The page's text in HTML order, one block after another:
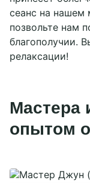
сеанс на нашем
позвольте нам
благополучии.
релаксации!
Мастера
опытом